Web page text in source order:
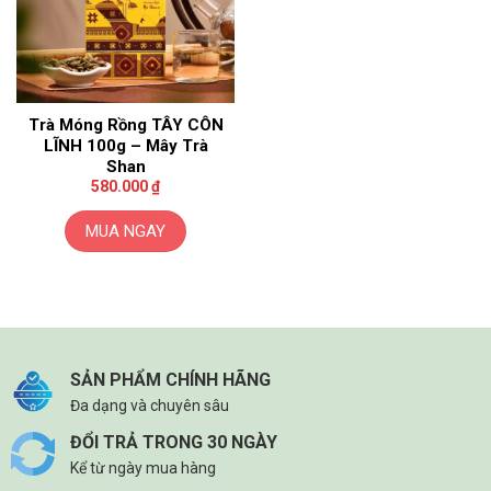
Trà Móng Rồng TÂY CÔN
LĨNH 100g – Mây Trà
Shan
580.000₫
MUA NGAY
SẢN PHẨM CHÍNH HÃNG
Đa dạng và chuyên sâu
ĐỔI TRẢ TRONG 30 NGÀY
Kể từ ngày mua hàng